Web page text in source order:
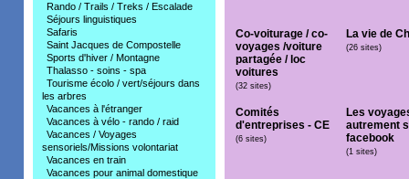
Rando / Trails / Treks / Escalade
Séjours linguistiques
Safaris
Saint Jacques de Compostelle
Sports d'hiver / Montagne
Thalasso - soins - spa
Tourisme écolo / vert/séjours dans
les arbres
Vacances à l'étranger
Vacances à vélo - rando / raid
Vacances / Voyages
sensoriels/Missions volontariat
Vacances en train
Vacances pour animal domestique
Co-voiturage / co-
voyages /voiture
partagée / loc
voitures
(32 sites)
La vie de
(26 sites)
Comités
d'entreprises - CE
(6 sites)
Les
autrement
facebook
(1 sites)